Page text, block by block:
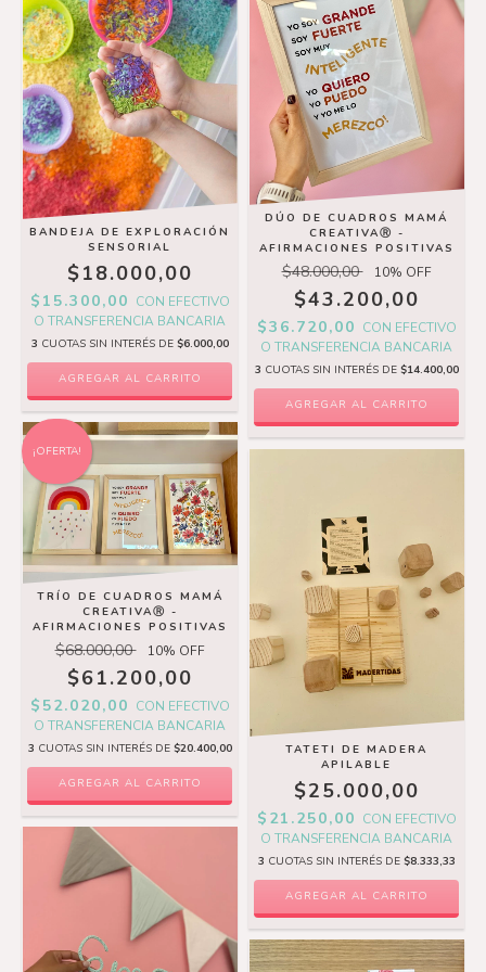
BANDEJA DE EXPLORACIÓN
SENSORIAL
$18.000,00
$15.300,00 CON EFECTIVO
O TRANSFERENCIA BANCARIA
3 CUOTAS SIN INTERÉS DE $6.000,00
AGREGAR AL CARRITO
DÚO DE CUADROS MAMÁ
CREATIVAⓇ -
AFIRMACIONES POSITIVAS
$48.000,00 10% OFF
$43.200,00
$36.720,00 CON EFECTIVO
O TRANSFERENCIA BANCARIA
3 CUOTAS SIN INTERÉS DE $14.400,00
¡OFERTA!
TRÍO DE CUADROS MAMÁ
CREATIVAⓇ -
AFIRMACIONES POSITIVAS
$68.000,00 10% OFF
$61.200,00
$52.020,00 CON EFECTIVO
O TRANSFERENCIA BANCARIA
3 CUOTAS SIN INTERÉS DE $20.400,00
TATETI DE MADERA
APILABLE
$25.000,00
$21.250,00 CON EFECTIVO
O TRANSFERENCIA BANCARIA
3 CUOTAS SIN INTERÉS DE $8.333,33